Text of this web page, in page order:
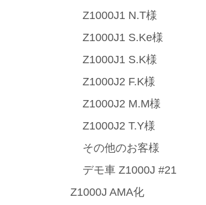
Z1000J1 N.T様
Z1000J1 S.Ke様
Z1000J1 S.K様
Z1000J2 F.K様
Z1000J2 M.M様
Z1000J2 T.Y様
その他のお客様
デモ車 Z1000J #21
Z1000J AMA化